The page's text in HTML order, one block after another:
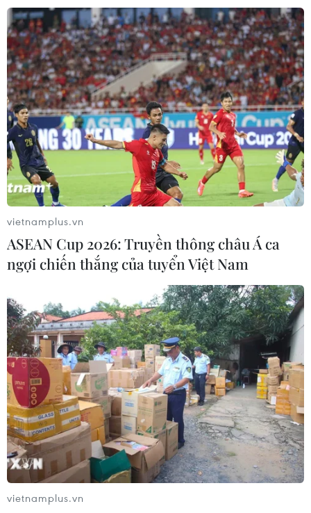
TIN CÙNG CHUYÊN MỤC
Mỹ có đang chuẩn bị một
chiến lược mới nhằm vào Iran?
07/08/2026 10:08
vietnamplus.vn
ASEAN Cup 2026: Truyền thông châu Á ca
ngợi chiến thắng của tuyển Việt Nam
vietnamplus.vn